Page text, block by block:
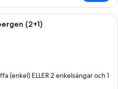
Ett modernt hotellrum med en stor
(2+1)
(enkel) ELLER 2 enkelsängar och 1